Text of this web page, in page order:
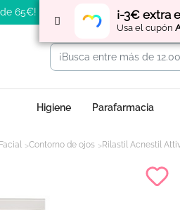
¡-3€ extra
Usa el cupón
65€!
Higiene Parafarmacia
Contorno de ojos Rilastil Acnestil